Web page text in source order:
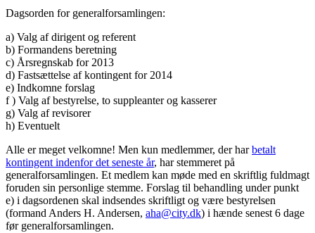
Dagsorden for generalforsamlingen:
a) Valg af dirigent og referent
b) Formandens beretning
c) Årsregnskab for 2013
d) Fastsættelse af kontingent for 2014
e) Indkomne forslag
f ) Valg af bestyrelse, to suppleanter og kasserer
g) Valg af revisorer
h) Eventuelt
Alle er meget velkomne! Men kun medlemmer, der harbetalt
kontingent indenfor det seneste år, har stemmeret på
generalforsamlingen. Et medlem kan møde med en skriftlig fuldmagt
foruden sin personlige stemme. Forslag til behandling under punkt
e) i dagsordenen skal indsendes skriftligt og være bestyrelsen
(formand Anders H. Andersen, aha@city.dk) i hænde senest 6 dage
før generalforsamlingen.